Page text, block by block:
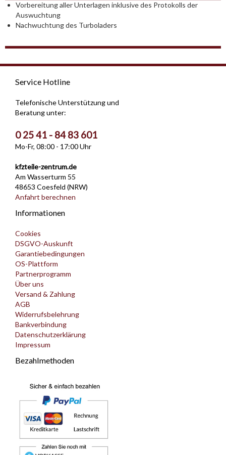
Vorbereitung aller Unterlagen inklusive des Protokolls der
Auswuchtung
Nachwuchtung des Turboladers
Service Hotline
Telefonische Unterstützung und
Beratung unter:
0 25 41 - 84 83 601
Mo-Fr, 08:00 - 17:00 Uhr
kfzteile-zentrum.de
Am Wasserturm 55
48653 Coesfeld (NRW)
Anfahrt berechnen
Informationen
Cookies
DSGVO-Auskunft
Garantiebedingungen
OS-Plattform
Partnerprogramm
Über uns
Versand & Zahlung
AGB
Widerrufsbelehrung
Bankverbindung
Datenschutzerklärung
Impressum
Bezahlmethoden